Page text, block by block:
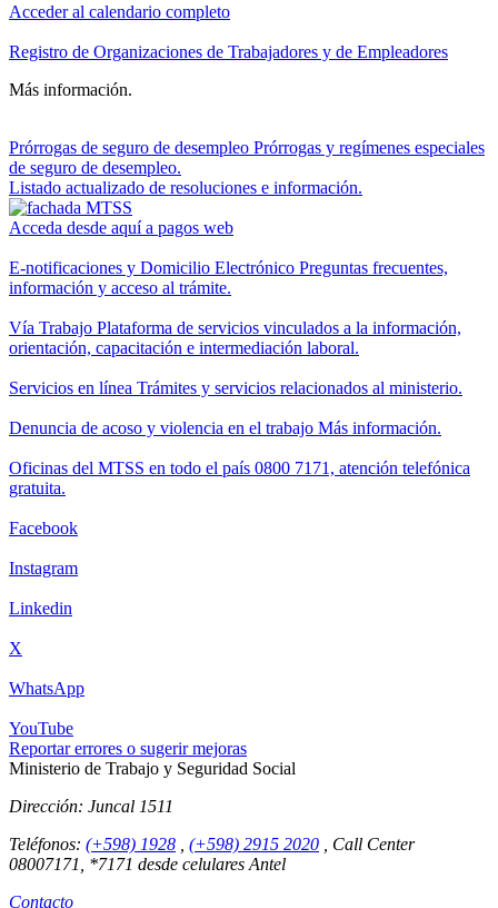
Acceder al calendario completo
Registro de Organizaciones de Trabajadores y de Empleadores
Más información.
Prórrogas de seguro de desempleo Prórrogas y regímenes especiales
de seguro de desempleo.
Listado actualizado de resoluciones e información.
Acceda desde aquí a pagos web
E-notificaciones y Domicilio Electrónico Preguntas frecuentes,
información y acceso al trámite.
Vía Trabajo Plataforma de servicios vinculados a la información,
orientación, capacitación e intermediación laboral.
Servicios en línea Trámites y servicios relacionados al ministerio.
Denuncia de acoso y violencia en el trabajo Más información.
Oficinas del MTSS en todo el país 0800 7171, atención telefónica
gratuita.
Facebook
Instagram
Linkedin
X
WhatsApp
YouTube
Reportar errores o sugerir mejoras
Ministerio de Trabajo y Seguridad Social
Dirección: Juncal 1511
Teléfonos: (+598) 1928 (+598) 2915 2020
Call Center
08007171, *7171 desde celulares Antel
Contacto